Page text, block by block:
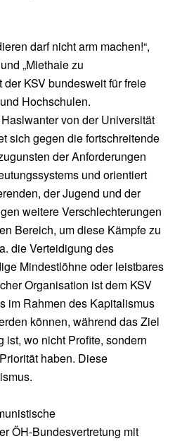
darf nicht arm machen!“,
„Miethaie zu
KSV bundesweit für freie
Hochschulen.
von der Universität
sich gegen die fortschreitende
der Anforderungen
und orientiert
der Jugend und der
weitere Verschlechterungen
Bereich, um diese Kämpfe zu
die Verteidigung des
Mindestlöhne oder leistbares
Organisation ist dem KSV
im Rahmen des Kapitalismus
können, während das Ziel
ist, wo nicht Profite, sondern
haben. Diese
ÖH-Bundesvertretung mit